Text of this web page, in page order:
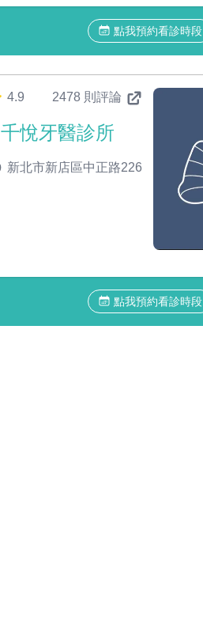
點我預約看診時段
4.9 2478 則評論
千悅牙醫診所
新北市新店區中正路226
點我預約看診時段